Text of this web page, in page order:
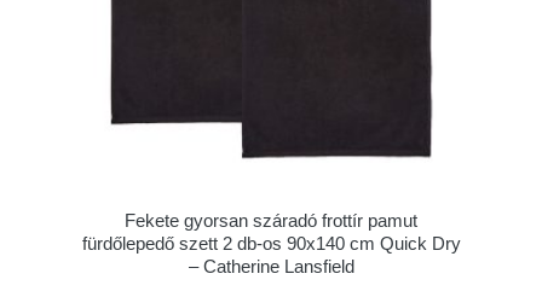
Fekete gyorsan száradó frottír pamut
fürdőlepedő szett 2 db-os 90x140 cm Quick Dry
– Catherine Lansfield